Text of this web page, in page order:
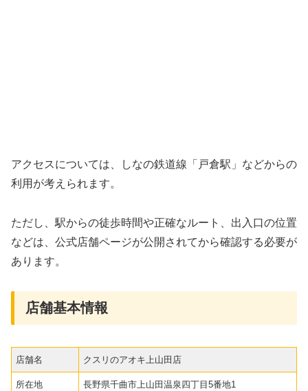
アクセスについては、しなの鉄道線「戸倉駅」などからの
利用が考えられます。
ただし、駅からの徒歩時間や正確なルート、出入口の位置
などは、公式店舗ページが公開されてから確認する必要が
あります。
店舗基本情報
店舗名 クスリのアオキ上山田店
所在地 長野県千曲市上山田温泉四丁目5番地1